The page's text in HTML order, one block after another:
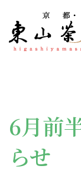
6月前
らせ